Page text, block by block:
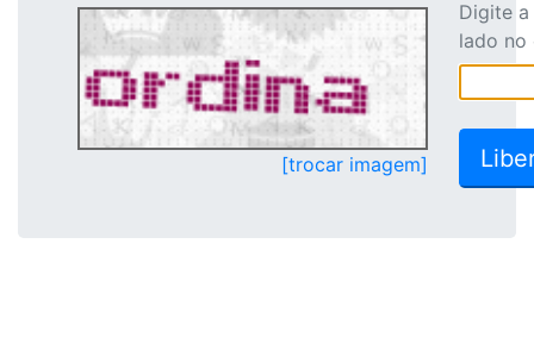
[trocar imagem]
Digite
lado no